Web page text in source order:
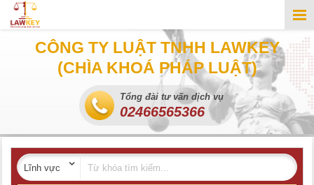
CÔNG TY LUẬT TNHH LAWKEY
(CHÌA KHOÁ PHÁP LUẬT)
Tổng đài tư vấn dịch vụ
02466565366